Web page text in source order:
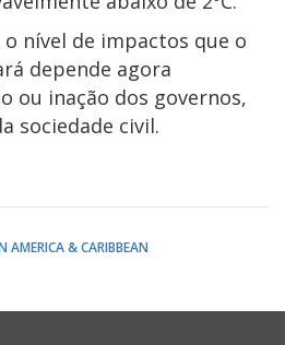
nível de impactos que o
depende agora
ou inação dos governos,
sociedade civil.
AMERICA & CARIBBEAN